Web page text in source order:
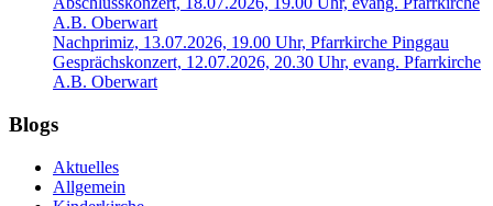
A.B. Oberwart
Nachprimiz, 13.07.2026, 19.00 Uhr, Pfarrkirche Pinggau
Gesprächskonzert, 12.07.2026, 20.30 Uhr, evang. Pfarrkirche
A.B. Oberwart
Blogs
Aktuelles
Allgemein